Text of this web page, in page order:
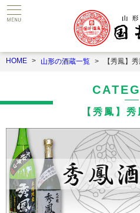
HOME 山形の酒蔵一覧 【秀鳳】
【秀鳳】